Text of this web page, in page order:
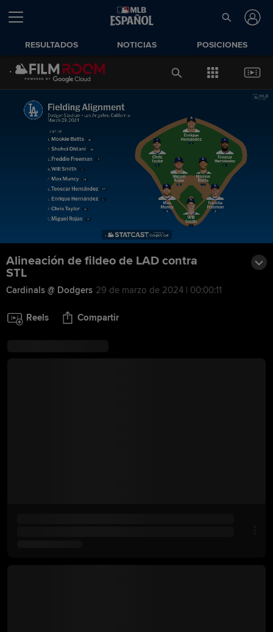
RESULTADOS NOTICIAS POSICIONES
Alineación de fildeo de LAD contra
STL
Cardinals @ Dodgers 29 de marzo de 2024 | 00:00:11
Reels Compartir